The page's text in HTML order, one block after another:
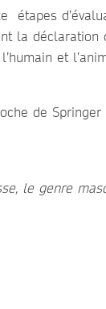
étapes
la
et
de
le genre